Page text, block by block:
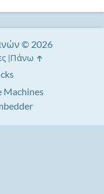
Machines
© 2026
Πάνω